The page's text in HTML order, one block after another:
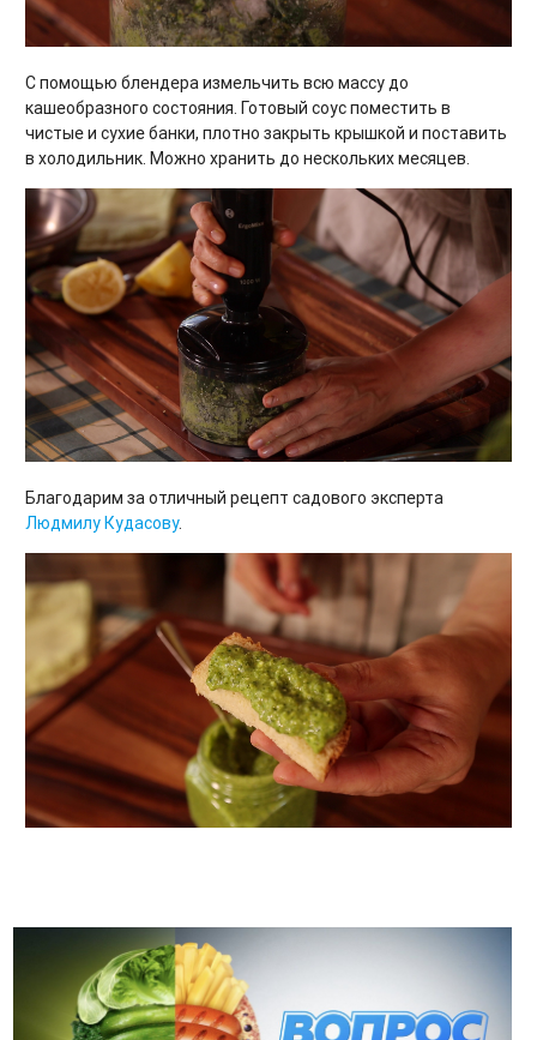
С помощью блендера измельчить всю массу до
кашеобразного состояния. Готовый соус поместить в
чистые и сухие банки, плотно закрыть крышкой и поставить
в холодильник. Можно хранить до нескольких месяцев.
Благодарим за отличный рецепт садового эксперта
Людмилу Кудасову.